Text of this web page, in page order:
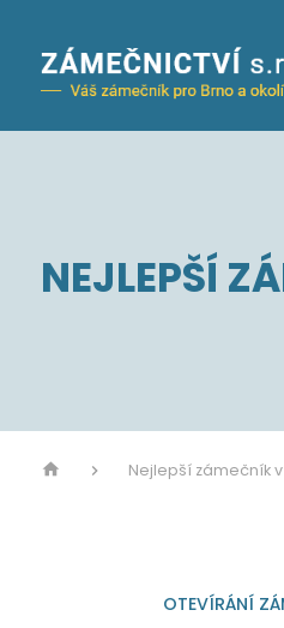
NEJLEPŠÍ
Nejlepší zámečník
OTEVÍRÁNÍ